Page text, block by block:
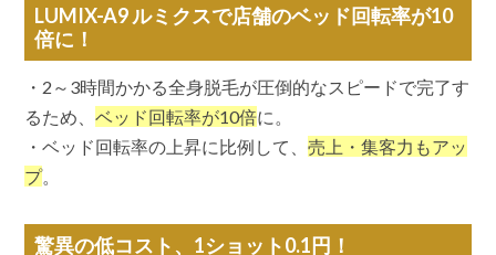
LUMIX-A9 ルミクスで店舗のベッド回転率が10
倍に！
・2～3時間かかる全身脱毛が圧倒的なスピードで完了す
るため、ベッド回転率が10倍に。
・ベッド回転率の上昇に比例して、売上・集客力もアッ
プ。
驚異の低コスト、1ショット0.1円！